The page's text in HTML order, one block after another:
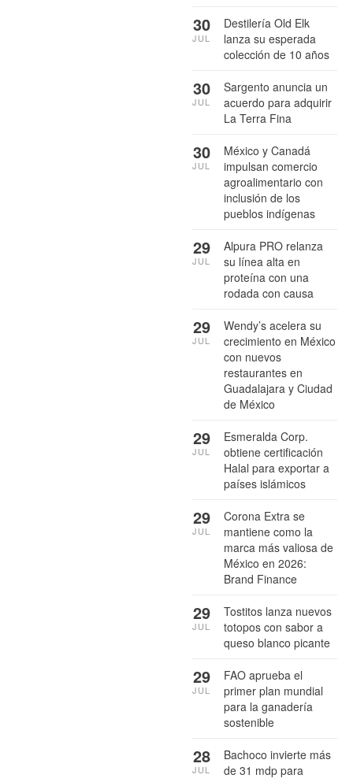
Destilería Old Elk
lanza su esperada
colección de 10 años
30
JUL
Sargento anuncia un
acuerdo para adquirir
La Terra Fina
30
JUL
México y Canadá
impulsan comercio
agroalimentario con
inclusión de los
pueblos indígenas
30
JUL
Alpura PRO relanza
su línea alta en
proteína con una
rodada con causa
29
JUL
Wendy’s acelera su
crecimiento en México
con nuevos
restaurantes en
Guadalajara y Ciudad
de México
29
JUL
Esmeralda Corp.
obtiene certificación
Halal para exportar a
países islámicos
29
JUL
Corona Extra se
mantiene como la
marca más valiosa de
México en 2026:
Brand Finance
29
JUL
Tostitos lanza nuevos
totopos con sabor a
queso blanco picante
29
JUL
FAO aprueba el
primer plan mundial
para la ganadería
sostenible
29
JUL
Bachoco invierte más
de 31 mdp para
28
JUL